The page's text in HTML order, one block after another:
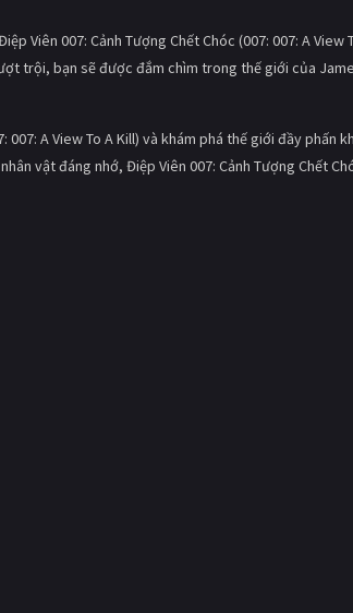
Viên 007: Cảnh Tượng Chết Chóc (007: 007: A View
trội, bạn sẽ được đắm chìm trong thế giới của
A View To A Kill) và khám phá thế giới đầy phấn
vật đáng nhớ, Điệp Viên 007: Cảnh Tượng Chết